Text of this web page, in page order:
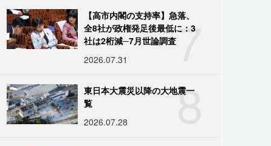
7
【高市内閣の支持率】急落、
全8社が政権発足後最低に：3
社は2桁減─7月世論調査
2026.07.31
8
東日本大震災以降の大地震一
覧
2026.07.28